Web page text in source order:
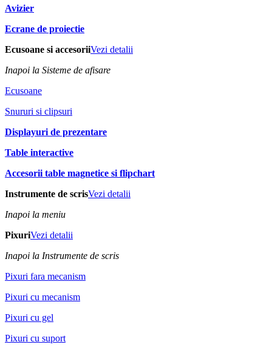
Avizier
Ecrane de proiectie
Ecusoane si accesoriiVezi detalii
Inapoi la Sisteme de afisare
Ecusoane
Snururi si clipsuri
Displayuri de prezentare
Table interactive
Accesorii table magnetice si flipchart
Instrumente de scrisVezi detalii
Inapoi la meniu
PixuriVezi detalii
Inapoi la Instrumente de scris
Pixuri fara mecanism
Pixuri cu mecanism
Pixuri cu gel
Pixuri cu suport